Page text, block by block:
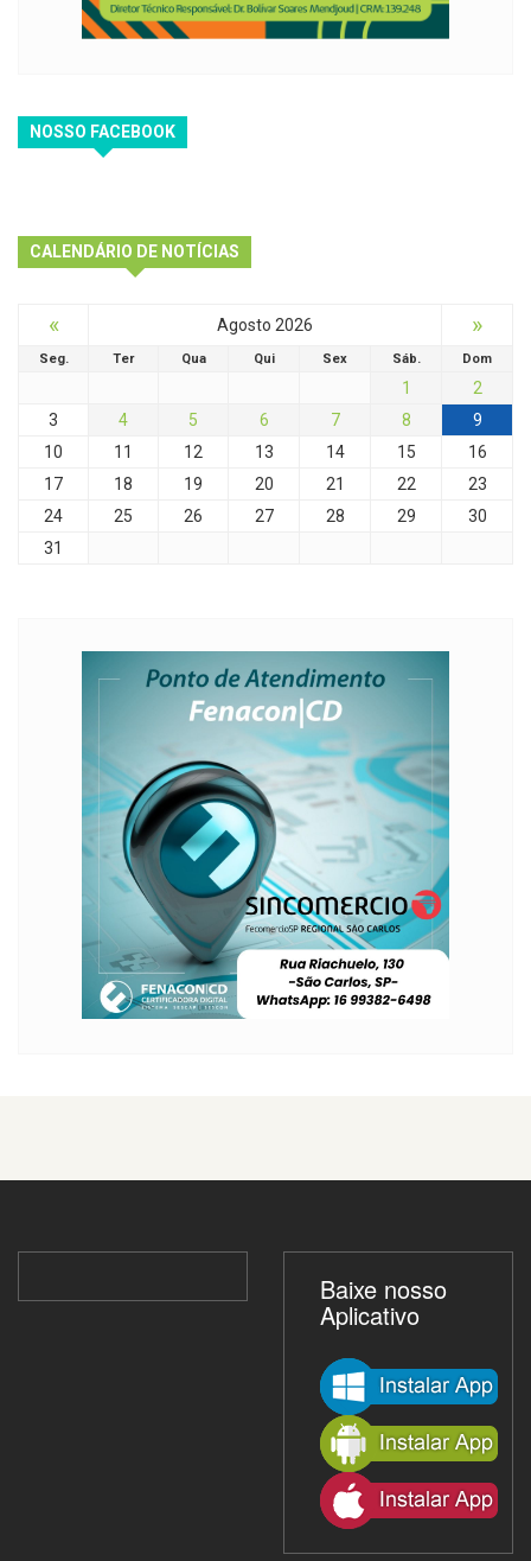
NOSSO FACEBOOK
CALENDÁRIO DE NOTÍCIAS
« Agosto 2026 »
Seg. Ter Qua Qui Sex Sáb. Dom
1
2
3
4 5 6 7 8
9
10
11 12 13 14 15
16
17
18 19 20 21 22
23
24
25 26 27 28 29
30
31
Baixe nosso
Aplicativo